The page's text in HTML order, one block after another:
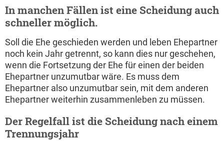
In manchen Fällen ist eine Scheidung auch
schneller möglich.
Soll die Ehe geschieden werden und leben Ehepartner
noch kein Jahr getrennt, so kann dies nur geschehen,
wenn die Fortsetzung der Ehe für einen der beiden
Ehepartner unzumutbar wäre. Es muss dem
Ehepartner also unzumutbar sein, mit dem anderen
Ehepartner weiterhin zusammenleben zu müssen.
Der Regelfall ist die Scheidung nach einem
Trennungsjahr